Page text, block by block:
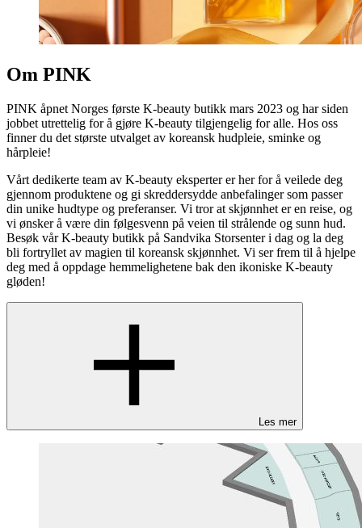
Om PINK
PINK åpnet Norges første K-beauty butikk mars 2023 og har siden
jobbet utrettelig for å gjøre K-beauty tilgjengelig for alle. Hos oss
finner du det største utvalget av koreansk hudpleie, sminke og
hårpleie!
Vårt dedikerte team av K-beauty eksperter er her for å veilede deg
gjennom produktene og gi skreddersydde anbefalinger som passer
din unike hudtype og preferanser. Vi tror at skjønnhet er en reise, og
vi ønsker å være din følgesvenn på veien til strålende og sunn hud.
Besøk vår K-beauty butikk på Sandvika Storsenter i dag og la deg
bli fortryllet av magien til koreansk skjønnhet. Vi ser frem til å hjelpe
deg med å oppdage hemmelighetene bak den ikoniske K-beauty
gløden!
Les mer